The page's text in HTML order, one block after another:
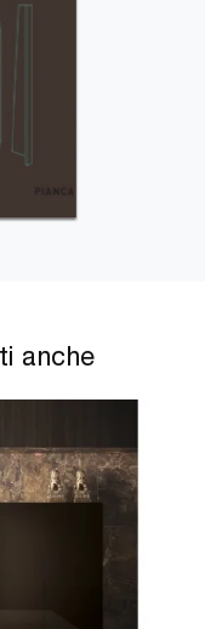
anche